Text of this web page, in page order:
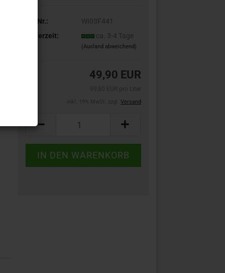
Art.Nr.:
WI03F441
Lieferzeit:
ca. 3-4 Tage
(Ausland abweichend)
49,90 EUR
Versand